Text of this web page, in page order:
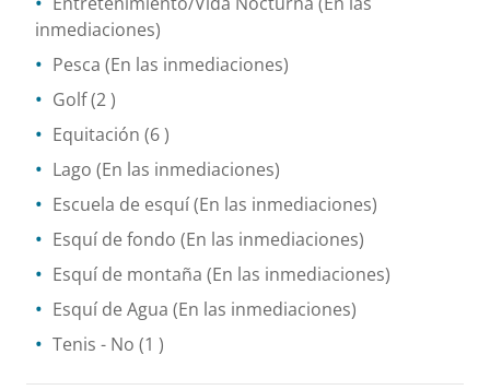
inmediaciones)
Pesca (En las inmediaciones)
Golf(2 )
Equitación (6 )
Lago (En las inmediaciones)
Escuela de esquí(En las inmediaciones)
Esquí de fondo (En las inmediaciones)
Esquí de montaña (En las inmediaciones)
Esquí de Agua (En las inmediaciones)
Tenis - No (1 )